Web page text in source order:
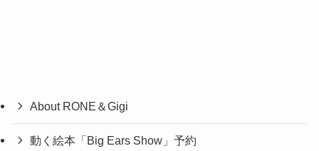
About RONE＆Gigi
動く絵本「Big Ears Show」予約